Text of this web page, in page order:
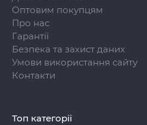
Оптовим покупцям
Про нас
Гарантії
Безпека та захист даних
Умови використання сайту
Контакти
Топ категорії